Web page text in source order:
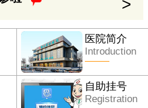
>
医院简介
Introduction
自助挂号
Registration